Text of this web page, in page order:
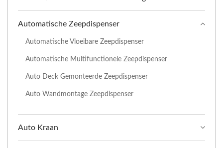
Automatische Zeepdispenser
Automatische Vloeibare Zeepdispenser
Automatische Multifunctionele Zeepdispenser
Auto Deck Gemonteerde Zeepdispenser
Auto Wandmontage Zeepdispenser
Auto Kraan